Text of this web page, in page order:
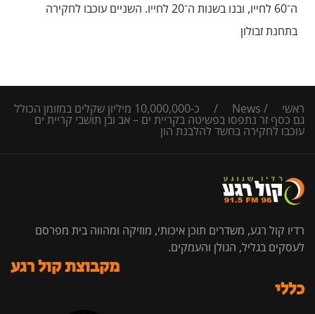
ה־60 לחייו, ובנו בשנות ה־20 לחייו. השניים עוכבו לחקירה
בתחנת זבולון
ראשי /
News
/ כ-10,000,000 מיליון שקלים במזומן הכולל
גם כסף זר נתפסו בפשיטה בקריית ים – אב ובן תושבי קריית ים
עוכבו לחקירה בחשד להלבנת הון
רדיו קול רגע, משדרים תוכן איכותי, מוזיקה ומהווה בית מפרסם
לעסקים בגליל, הגולן והעמקים.
כללי
מקבוצת קול רגע